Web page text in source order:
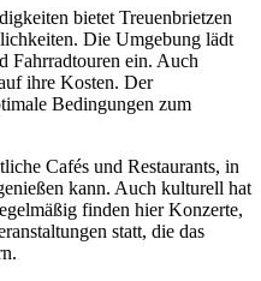
bietet Treuenbrietzen
Die Umgebung lädt
Fahrradtouren ein. Auch
ihre Kosten. Der
Bedingungen zum
Cafés und Restaurants, in
kann. Auch kulturell hat
finden hier Konzerte,
statt, die das